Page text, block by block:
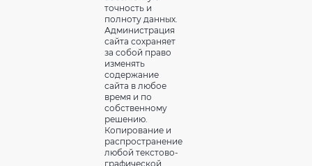
точность и
полноту данных.
Администрация
сайта сохраняет
за собой право
изменять
содержание
сайта в любое
время и по
собственному
решению.
Копирование и
распространение
любой текстово-
графической